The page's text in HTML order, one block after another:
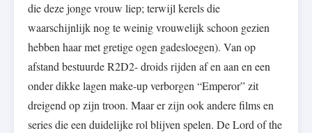
die deze jonge vrouw liep; terwijl kerels die
waarschijnlijk nog te weinig vrouwelijk schoon gezien
hebben haar met gretige ogen gadesloegen). Van op
afstand bestuurde R2D2- droids rijden af en aan en een
onder dikke lagen make-up verborgen “Emperor” zit
dreigend op zijn troon. Maar er zijn ook andere films en
series die een duidelijke rol blijven spelen. De Lord of the